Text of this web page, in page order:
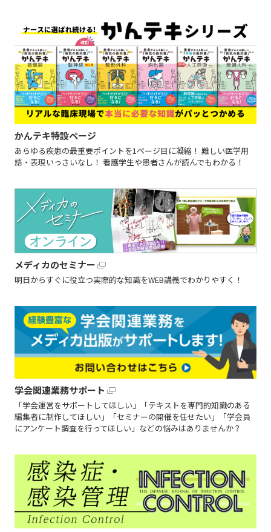
かんテキ特設ページ
あらゆる疾患の最重要ポイントを1ページ目に凝縮！ 難しい医学用
語・表現いっさいなし！ 看護学生や患者さんが読んでもわかる！
メディカのセミナー
明日からすぐに役立つ実際的な知識をWEB講義でわかりやすく！
学会関連業務サポート
「学会運営をサポートしてほしい」「テキストを専門的知識のある
編集者に制作してほしい」「セミナーの開催を任せたい」「学会員
にアンケート調査を行ってほしい」などの悩みはありませんか？